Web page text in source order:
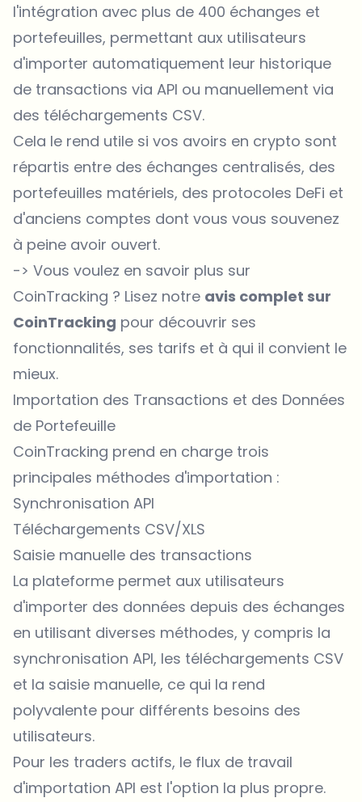
l'intégration avec plus de 400 échanges et
portefeuilles, permettant aux utilisateurs
d'importer automatiquement leur historique
de transactions via API ou manuellement via
des téléchargements CSV.
Cela le rend utile si vos avoirs en crypto sont
répartis entre des échanges centralisés, des
portefeuilles matériels, des protocoles DeFi et
d'anciens comptes dont vous vous souvenez
à peine avoir ouvert.
-> Vous voulez en savoir plus sur
CoinTracking ? Lisez notre avis complet sur
CoinTracking pour découvrir ses
fonctionnalités, ses tarifs et à qui il convient le
mieux.
Importation des Transactions et des Données
de Portefeuille
CoinTracking prend en charge trois
principales méthodes d'importation :
Synchronisation API
Téléchargements CSV/XLS
Saisie manuelle des transactions
La plateforme permet aux utilisateurs
d'importer des données depuis des échanges
en utilisant diverses méthodes, y compris la
synchronisation API, les téléchargements CSV
et la saisie manuelle, ce qui la rend
polyvalente pour différents besoins des
utilisateurs.
Pour les traders actifs, le flux de travail
d'importation API est l'option la plus propre.